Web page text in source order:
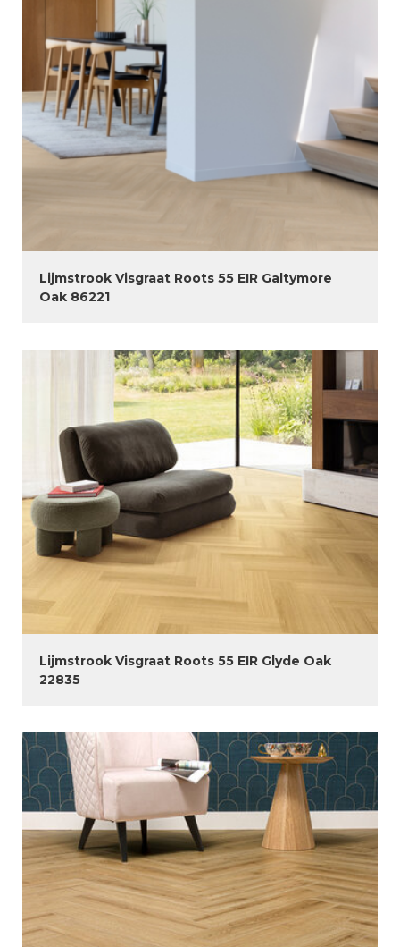
Lijmstrook Visgraat Roots 55 EIR Galtymore
Oak 86221
Lijmstrook Visgraat Roots 55 EIR Glyde Oak
22835